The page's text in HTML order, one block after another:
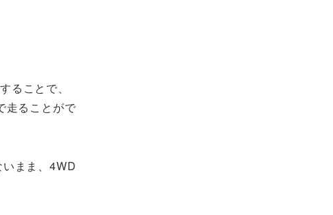
ることで、
走ることがで
まま、4WD